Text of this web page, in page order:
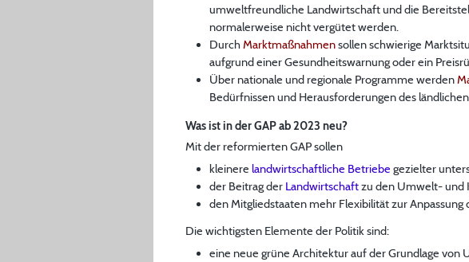
umweltfreundliche Landwirtschaft und die
normalerweise nicht vergütet werden.
Durch Marktmaßnahmensollen schwierige
aufgrund einer Gesundheitswarnung oder ein
Über nationale und regionale Programme werden
Bedürfnissen und Herausforderungen des
Was ist in der GAP ab 2023 neu?
Mit der reformierten GAP sollen
kleinere landwirtschaftliche Betriebe gezielter
der Beitrag der Landwirtschaftzu den Umwelt- und
den Mitgliedstaaten mehr Flexibilität zur
Die wichtigsten Elemente der Politik sind:
eine neue grüne Architektur auf der Grundlage von